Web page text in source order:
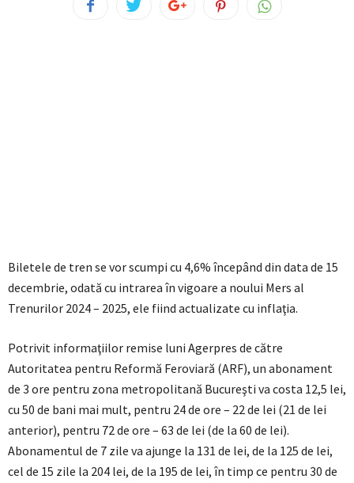
Biletele de tren se vor scumpi cu 4,6% începând din data de 15
decembrie, odată cu intrarea în vigoare a noului Mers al
Trenurilor 2024 – 2025, ele fiind actualizate cu inflaţia.
Potrivit informaţiilor remise luni Agerpres de către
Autoritatea pentru Reformă Feroviară (ARF), un abonament
de 3 ore pentru zona metropolitană Bucureşti va costa 12,5 lei,
cu 50 de bani mai mult, pentru 24 de ore – 22 de lei (21 de lei
anterior), pentru 72 de ore – 63 de lei (de la 60 de lei).
Abonamentul de 7 zile va ajunge la 131 de lei, de la 125 de lei,
cel de 15 zile la 204 lei, de la 195 de lei, în timp ce pentru 30 de